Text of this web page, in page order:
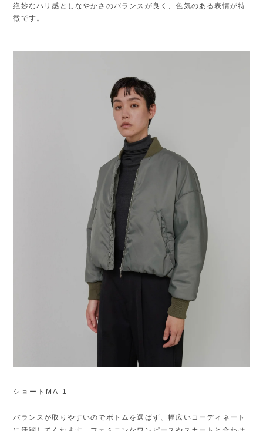
絶妙なハリ感としなやかさのバランスが良く、色気のある表情が特
徴です。
ショートMA-1
バランスが取りやすいのでボトムを選ばず、幅広いコーディネート